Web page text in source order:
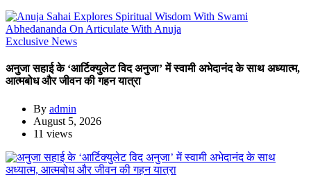
Exclusive News
अनुजा सहाई के ‘आर्टिक्युलेट विद अनुजा’ में स्वामी अभेदानंद के साथ अध्यात्म,
आत्मबोध और जीवन की गहन यात्रा
By admin
August 5, 2026
11 views